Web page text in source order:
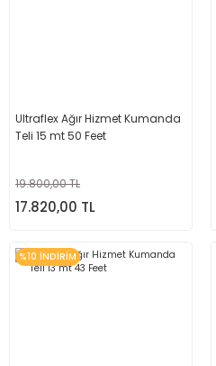
Ultraflex Ağır Hizmet Kumanda
Teli 15 mt 50 Feet
19.800,00 TL
17.820,00 TL
%10 İNDİRİM